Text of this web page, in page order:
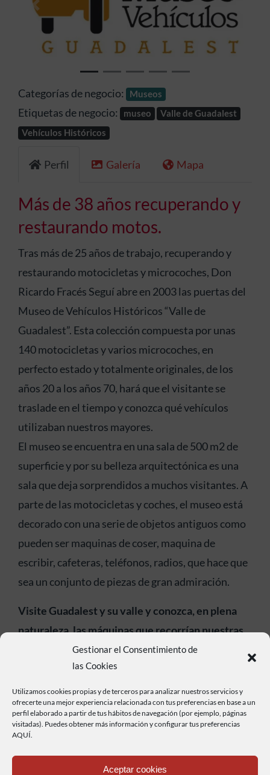
Gestionar el Consentimiento de
las Cookies
Utilizamos cookies propias y de terceros para analizar nuestros servicios y
ofrecerte una mejor experiencia relacionada con tus preferencias en base a un
perfil elaborado a partir de tus hábitos de navegación (por ejemplo, páginas
visitadas). Puedes obtener más información y configurar tus preferencias
AQUÍ.
Aceptar cookies
Anterior
Categorías de negocio: Museos
Etiquetas de negocio: museo
Valle de Guadalest
Vehículos Históricos
Perfil Galería Mapa
Más de 38 años recuperando y
restaurando motos.
Tras más de 25 años de trabajo, recuperando y
restaurando motocicletas y microcoches, Don
Ricardo Fracés Seguí abre en 2003 las puertas del
Museo de Vehículos Históricos “Valle de
Guadalest”. Esta colección compuesta por unas
140 motocicletas y varios microcoches, en
perfecto estado y totalmente originales, de los
años 20 a los años 70, hará que el visitante se
traslade en el tiempo y conozca qué vehículos
utilizaban nuestros mayores.
El museo se encuentra en una sala de 500 m2 de
superficie y por su belleza arquitectónica es una
sala que deja sorprendidos a muchos visitantes. A
parte de las motocicletas y coches, el museo está
decorado con una serie de objetos antiguos como
pueden ser maquinas de coser, maquina de
escribir, cafeteras, teléfonos, radios, que hace que
sea un conjunto de piezas de gran admiración.
Visite Guadalest y su valle y conozca, en plena
naturaleza, las máquinas que recorrían nuestras
carreteras hace más de 60 años.